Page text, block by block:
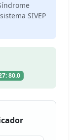
SIVEP
80.0